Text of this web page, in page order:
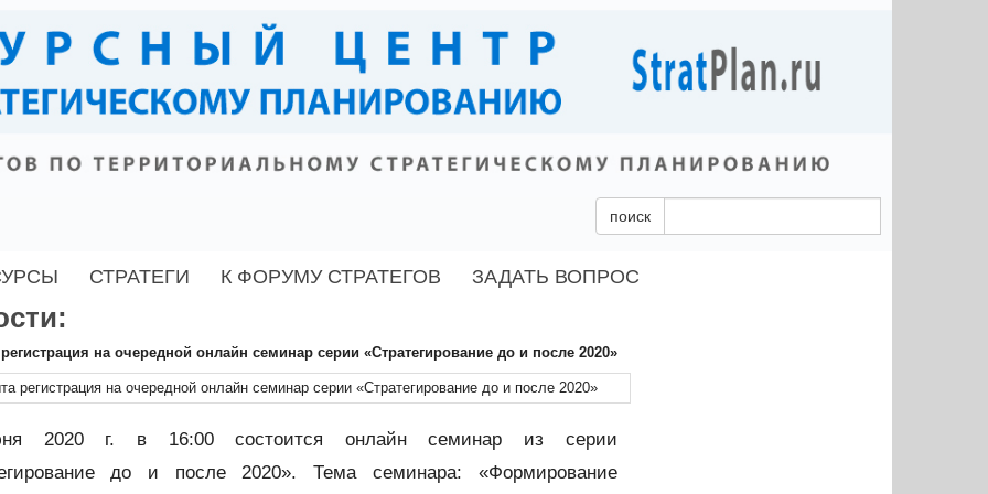
поиск
СТРАТЕГИ К ФОРУМУ СТРАТЕГОВ ЗАДАТЬ ВОПРОС
на очередной онлайн семинар серии «Стратегирование до и после 2020»
2020 г. в 16:00 состоится онлайн семинар из серии
до и после 2020». Тема семинара: «Формирование